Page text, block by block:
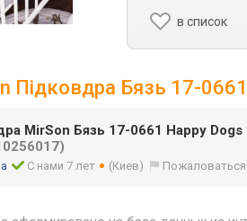
в список
Підковдра Бязь 17-
MirSon Бязь 17-0661 Happy
С нами 7 лет (Киев) Пожаловаться